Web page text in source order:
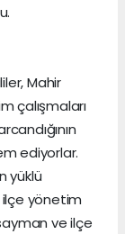
Mahir
çalışmaları
ediyorlar.
yüklü
ilçe yönetim
ve ilçe